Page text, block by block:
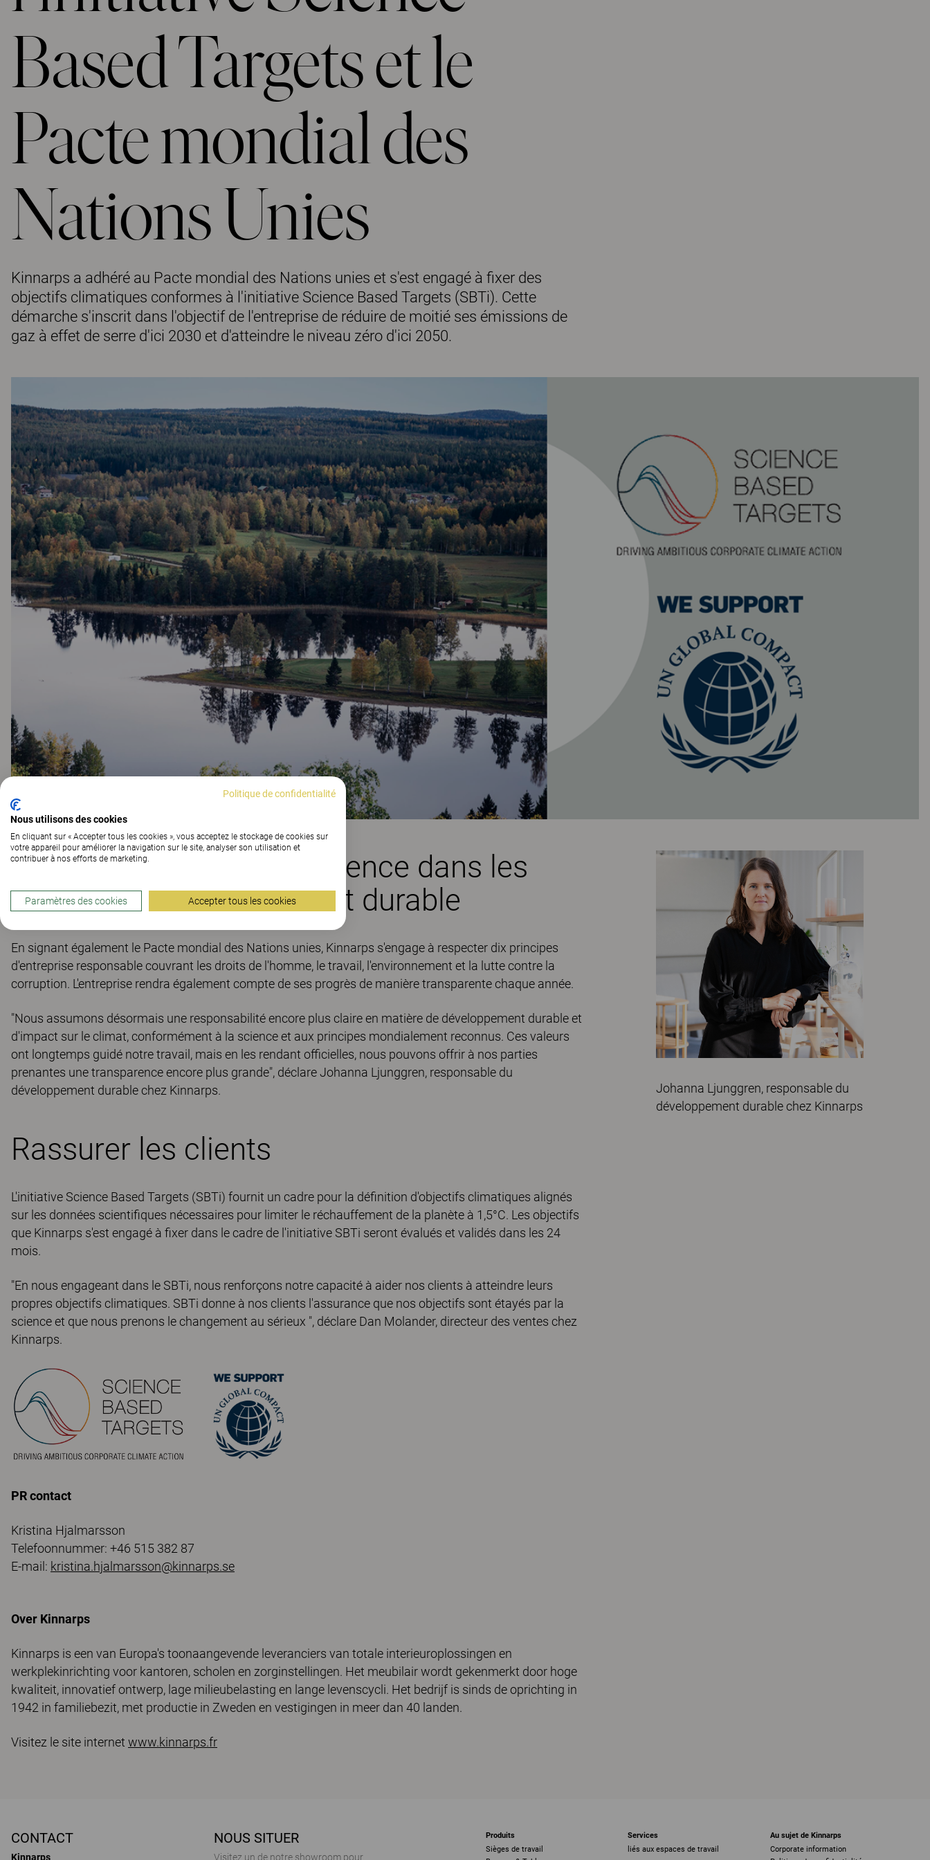
Based Targets et le
Pacte mondial des
Nations Unies
Kinnarps a adhéré au Pacte mondial des Nations unies et s'est engagé à fixer des
objectifs climatiques conformes à l'initiative Science Based Targets (SBTi). Cette
démarche s'inscrit dans l'objectif de l'entreprise de réduire de moitié ses émissions de
gaz à effet de serre d'ici 2030 et d'atteindre le niveau zéro d'ici 2050.
Une plus grande transparence dans les
efforts de développement durable
En signant également le Pacte mondial des Nations unies, Kinnarps s'engage à respecter dix principes
d'entreprise responsable couvrant les droits de l'homme, le travail, l'environnement et la lutte contre la
corruption. L'entreprise rendra également compte de ses progrès de manière transparente chaque année.
"Nous assumons désormais une responsabilité encore plus claire en matière de développement durable et
d'impact sur le climat, conformément à la science et aux principes mondialement reconnus. Ces valeurs
ont longtemps guidé notre travail, mais en les rendant officielles, nous pouvons offrir à nos parties
prenantes une transparence encore plus grande", déclare Johanna Ljunggren, responsable du
développement durable chez Kinnarps.
Rassurer les clients
L'initiative Science Based Targets (SBTi) fournit un cadre pour la définition d'objectifs climatiques alignés
sur les données scientifiques nécessaires pour limiter le réchauffement de la planète à 1,5°C. Les objectifs
que Kinnarps s'est engagé à fixer dans le cadre de l'initiative SBTi seront évalués et validés dans les 24
mois.
"En nous engageant dans le SBTi, nous renforçons notre capacité à aider nos clients à atteindre leurs
propres objectifs climatiques. SBTi donne à nos clients l'assurance que nos objectifs sont étayés par la
science et que nous prenons le changement au sérieux ", déclare Dan Molander, directeur des ventes chez
Kinnarps.
PR contact
Kristina Hjalmarsson
Telefoonnummer: +46 515 382 87
E-mail: kristina.hjalmarsson@kinnarps.se
Over Kinnarps
Kinnarps is een van Europa's toonaangevende leveranciers van totale interieuroplossingen en
werkplekinrichting voor kantoren, scholen en zorginstellingen. Het meubilair wordt gekenmerkt door hoge
kwaliteit, innovatief ontwerp, lage milieubelasting en lange levenscycli. Het bedrijf is sinds de oprichting in
1942 in familiebezit, met productie in Zweden en vestigingen in meer dan 40 landen.
Visitez le site internet www.kinnarps.fr
Johanna Ljunggren, responsable du
développement durable chez Kinnarps
CONTACT
Kinnarps
NOUS SITUER
Visitez un de notre showroom pour
Produits
Sièges de travail
Services
liés aux espaces de travail
Au sujet de Kinnarps
Corporate information
Politique de confidentialité
Nous utilisons des cookies
En cliquant sur « Accepter tous les cookies », vous acceptez le stockage de cookies sur
votre appareil pour améliorer la navigation sur le site, analyser son utilisation et
contribuer à nos efforts de marketing.
Paramètres des cookies Accepter tous les cookies